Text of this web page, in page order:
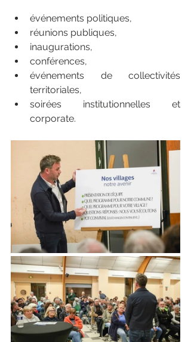
événements politiques,
réunions publiques,
inaugurations,
conférences,
événements de collectivités
territoriales,
soirées institutionnelles et
corporate.